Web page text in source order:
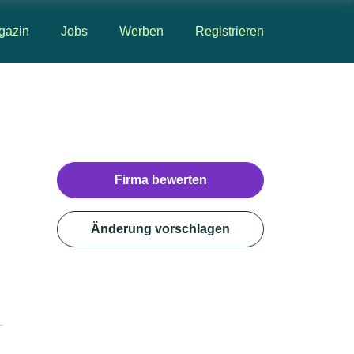
Jobs Werben Registrieren
Firma bewerten
Änderung vorschlagen